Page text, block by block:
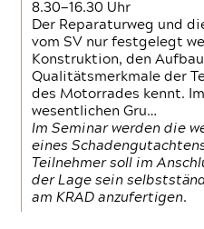
8.30—16.30 Uhr
Der Reparaturweg und
vom SV nur festgelegt
Konstruktion, den
Qualitätsmerkmale der
des Motorrades kennt.
wesentlichen Gru…
Im Seminar werden die
eines
Teilnehmer soll im
der Lage sein
am KRAD anzufertigen.